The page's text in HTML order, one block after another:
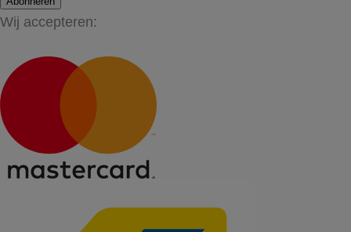
Wij accepteren: